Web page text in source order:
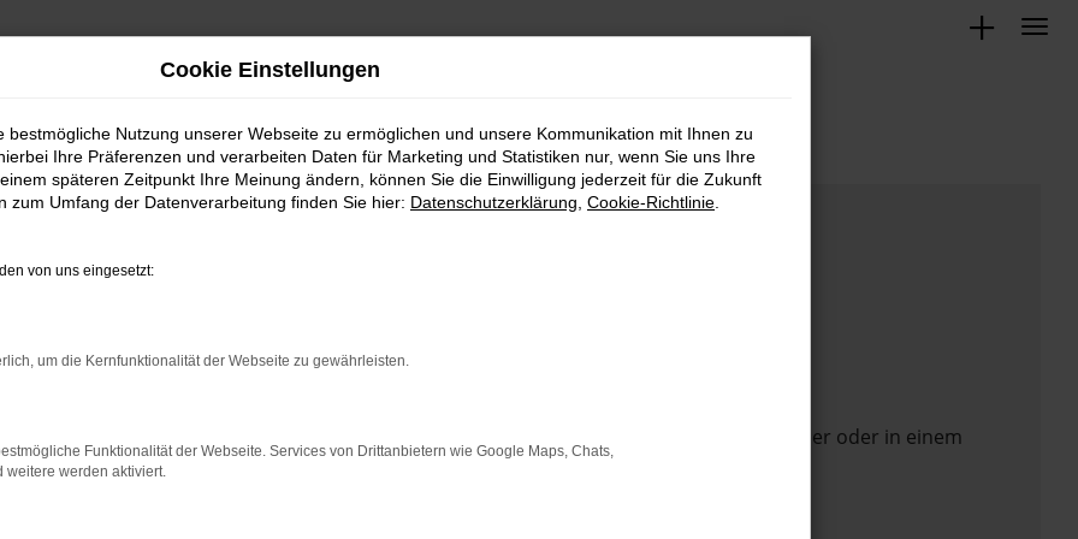
das Laden bestimmter Seiten verhindern. Funktioniert die Seite in einem anderen Browser oder in einem
zu beheben.
Cookie Einstellungen
bestmögliche Nutzung unserer Webseite zu ermöglichen und unsere Kommunikation mit Ihnen zu
Ihre Präferenzen und verarbeiten Daten für Marketing und Statistiken nur, wenn Sie uns Ihre
späteren Zeitpunkt Ihre Meinung ändern, können Sie die Einwilligung jederzeit für die Zukunft
zum Umfang der Datenverarbeitung finden Sie hier: Datenschutzerklärung Cookie-Richtlinie
von uns eingesetzt:
um die Kernfunktionalität der Webseite zu gewährleisten.
Funktionalität der Webseite. Services von Drittanbietern wie Google Maps, Chats,
weitere werden aktiviert.